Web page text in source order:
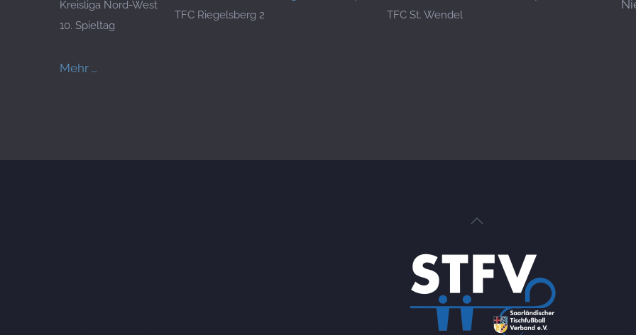
Kreisliga Nord-West
10. Spieltag
TFC Riegelsberg 2 TFC St. Wendel
Mehr …